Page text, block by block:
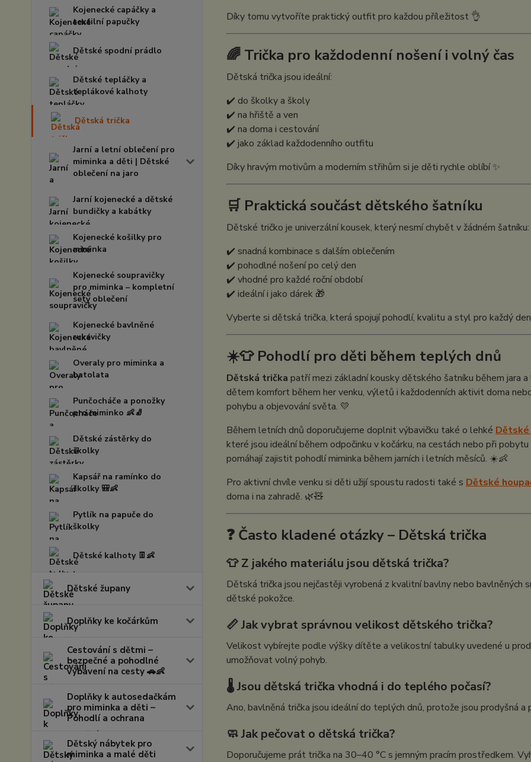
Kojenecké capáčky a
textilní papučky
Dětské spodní prádlo
Dětské tepláčky a
teplákové kalhoty
Dětská trička
Jarní a letní oblečení pro
miminka a děti | Dětské
oblečení na jaro
Jarní kojenecké a dětské
bundičky a kabátky
Kojenecké košilky pro
miminka
Kojenecké soupravičky
pro miminka – kompletní
sety oblečení
Kojenecké bavlněné
rukavičky
Overaly pro miminka a
batolata
Punčocháče a ponožky
pro miminko 👶🧦
Dětské zástěrky do
školky
Kapsář na ramínko do
školky 🎒👶
Pytlík na papuče do
školky
Dětské kalhoty 👖👶
Dětské župany
Doplňky ke kočárkům
Cestování s dětmi –
bezpečné a pohodlné
vybavení na cesty 🚗👶
Doplňky k autosedačkám
pro miminka a děti –
Pohodlí a ochrana
Dětský nábytek pro
miminka a malé děti
Díky tomu vytvoříte praktický outfit pro každou příležitost 👌
🌈 Trička pro každodenní nošení i volný čas
Dětská trička jsou ideální:
✔️ do školky a školy
✔️ na hřiště a ven
✔️ na doma i cestování
✔️ jako základ každodenního outfitu
Díky hravým motivům a moderním střihům si je děti rychle oblíbí ✨
🛒 Praktická součást dětského šatníku
Dětské tričko je univerzální kousek, který nesmí chybět v žádném šatníku:
✔️ snadná kombinace s dalším oblečením
✔️ pohodlné nošení po celý den
✔️ vhodné pro každé roční období
✔️ ideální i jako dárek 🎁
Vyberte si dětská trička, která spojují pohodlí, kvalitu a styl pro každý
☀️👕 Pohodlí pro děti během teplých dnů
Dětská trička patří mezi základní kousky dětského šatníku během jara
dětem komfort během her venku, výletů i každodenních aktivit doma
pohybu a objevování světa. 💛
Během letních dnů doporučujeme doplnit výbavičku také o lehké Dětské
které jsou ideální během odpočinku v kočárku, na cestách nebo při
pomáhají zajistit pohodlí miminka během jarních i letních měsíců. ☀️👶
Pro aktivní chvíle venku si děti užijí spoustu radosti také s Dětské
doma i na zahradě. 🌿🧸
❓ Často kladené otázky – Dětská trička
👕 Z jakého materiálu jsou dětská trička?
Dětská trička jsou nejčastěji vyrobená z kvalitní bavlny nebo
dětské pokožce.
📏 Jak vybrat správnou velikost dětského trička?
Velikost vybírejte podle výšky dítěte a velikostní tabulky uvedené u
umožňovat volný pohyb.
🌡️ Jsou dětská trička vhodná i do teplého počasí?
Ano, bavlněná trička jsou ideální do teplých dnů, protože jsou prodyšná
🧼 Jak pečovat o dětská trička?
Doporučujeme prát trička na 30–40 °C s jemným pracím prostředkem.